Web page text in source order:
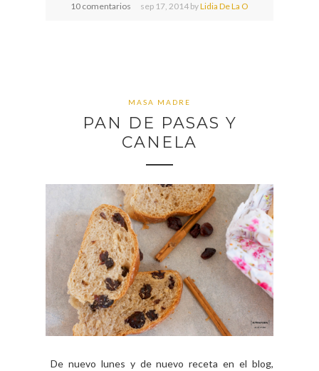
10 comentarios sep 17, 2014 byLidia De La O
MASA MADRE
PAN DE PASAS Y
CANELA
De nuevo lunes y de nuevo receta en el blog,